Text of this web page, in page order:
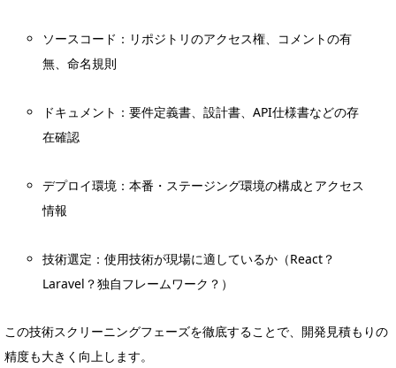
ソースコード：リポジトリのアクセス権、コメントの有
無、命名規則
ドキュメント：要件定義書、設計書、API仕様書などの存
在確認
デプロイ環境：本番・ステージング環境の構成とアクセス
情報
技術選定：使用技術が現場に適しているか（React？
Laravel？独自フレームワーク？）
この技術スクリーニングフェーズを徹底することで、開発見積もりの
精度も大きく向上します。